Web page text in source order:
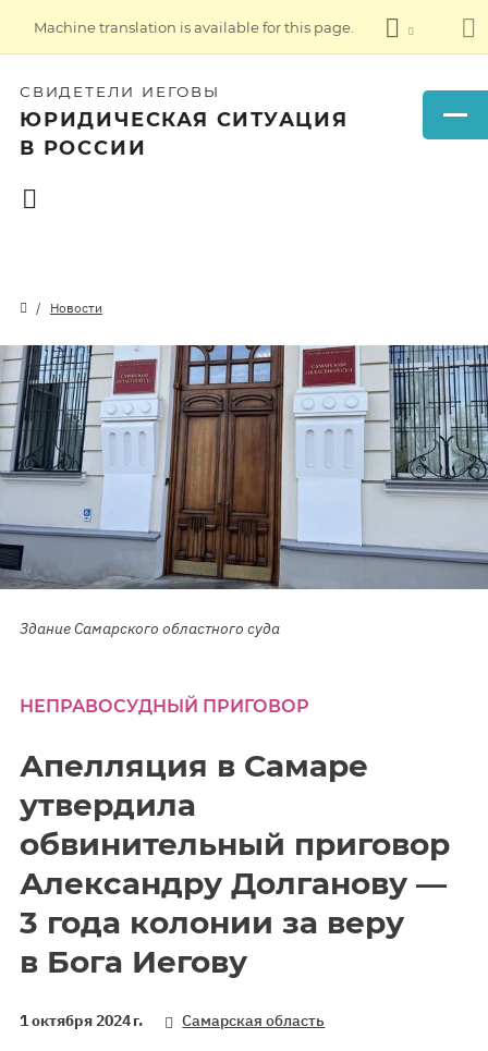
Machine translation is available for this page.
СВИДЕТЕЛИ ИЕГОВЫ
ЮРИДИЧЕСКАЯ СИТУАЦИЯ
В РОССИИ
Новости
Здание Самарского областного суда
НЕПРАВОСУДНЫЙ ПРИГОВОР
Апелляция в Самаре
утвердила
обвинительный приговор
Александру Долганову —
3 года колонии за веру
в Бога Иегову
1 октября 2024 г. Самарская область